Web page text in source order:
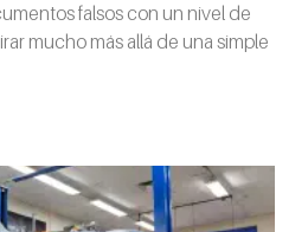
falsos con un nivel de
mucho más allá de una simple